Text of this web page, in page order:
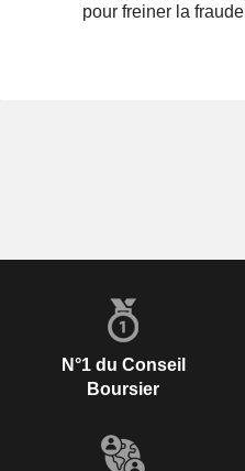
pour freiner la fraude
N°1 du Conseil
Boursier